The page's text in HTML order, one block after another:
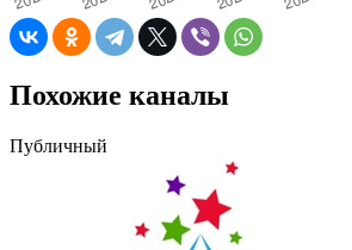
Похожие каналы
Публичный